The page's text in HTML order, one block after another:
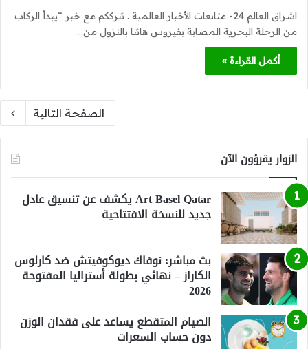
اشراق العالم 24- متابعات الأخبار العالمية . نترككم مع خبر “يبدأ الركاب
من الرحلة البحرية المصابة بفيروس هانتا بالنزول من…
أكمل القراءة »
الصفحة التالية
الزوار يقرؤون الآن
Art Basel Qatar يكشف عن تنسيق عادل
جديد للنسخة الافتتاحية
بث مباشر: نوفاك ديوكوفيتش ضد كارلوس
الكاراز – نهائي بطولة أستراليا المفتوحة
2026
الصيام المتقطع يساعد على فقدان الوزن
دون حساب السعرات